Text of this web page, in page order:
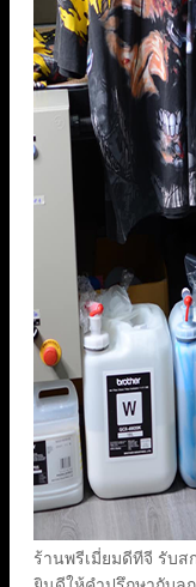
ร้านพรีเมี่ยมดีทีจี รับสก